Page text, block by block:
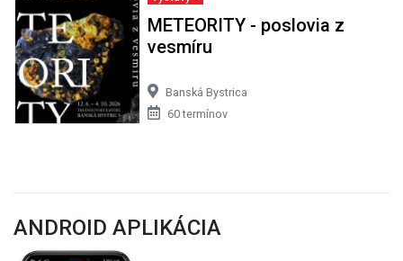
METEORITY - poslovia z
vesmíru
Banská Bystrica
60 termínov
ANDROID APLIKÁCIA